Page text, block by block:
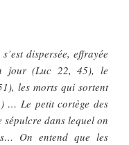
dispersée, effrayée
jour (Luc 22, 45), le
les morts qui sortent
… Le petit cortège des
sépulcre dans lequel on
On entend que les